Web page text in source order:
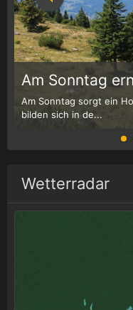
Am Sonntag
Am Sonntag sorgt ein
bilden sich in de...
Wetterradar